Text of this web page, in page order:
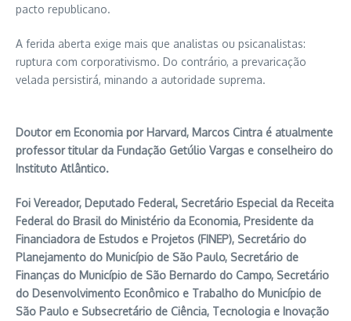
pacto republicano.
A ferida aberta exige mais que analistas ou psicanalistas:
ruptura com corporativismo. Do contrário, a prevaricação
velada persistirá, minando a autoridade suprema.
Doutor em Economia por Harvard, Marcos Cintra é atualmente
professor titular da Fundação Getúlio Vargas e conselheiro do
Instituto Atlântico.
Foi Vereador, Deputado Federal, Secretário Especial da Receita
Federal do Brasil do Ministério da Economia, Presidente da
Financiadora de Estudos e Projetos (FINEP), Secretário do
Planejamento do Município de São Paulo, Secretário de
Finanças do Município de São Bernardo do Campo, Secretário
do Desenvolvimento Econômico e Trabalho do Município de
São Paulo e Subsecretário de Ciência, Tecnologia e Inovação